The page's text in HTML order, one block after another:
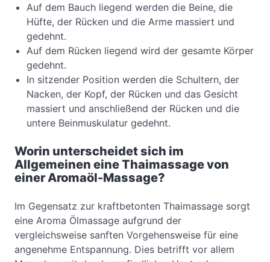
Auf dem Bauch liegend werden die Beine, die
Hüfte, der Rücken und die Arme massiert und
gedehnt.
Auf dem Rücken liegend wird der gesamte Körper
gedehnt.
In sitzender Position werden die Schultern, der
Nacken, der Kopf, der Rücken und das Gesicht
massiert und anschließend der Rücken und die
untere Beinmuskulatur gedehnt.
Worin unterscheidet sich im
Allgemeinen eine Thaimassage von
einer Aromaöl-Massage?
Im Gegensatz zur kraftbetonten Thaimassage sorgt
eine Aroma Ölmassage aufgrund der
vergleichsweise sanften Vorgehensweise für eine
angenehme Entspannung. Dies betrifft vor allem